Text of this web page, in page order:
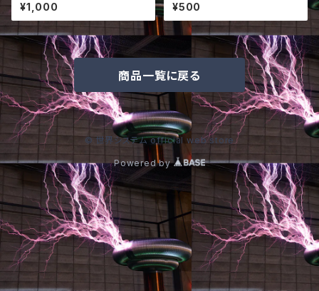
¥1,000 ¥500
商品一覧に戻る
© 世界システム official web store
Powered by